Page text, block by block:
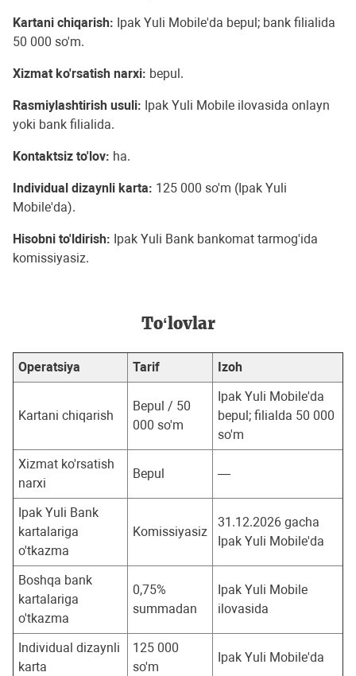
Kartani chiqarish: Ipak Yuli Mobile'da bepul; bank filialida
50 000 so'm.
Xizmat ko'rsatish narxi: bepul.
Rasmiylashtirish usuli: Ipak Yuli Mobile ilovasida onlayn
yoki bank filialida.
Kontaktsiz to'lov: ha.
Individual dizaynli karta: 125 000 so'm (Ipak Yuli
Mobile'da).
Hisobni to'ldirish: Ipak Yuli Bank bankomat tarmog'ida
komissiyasiz.
To‘lovlar
Operatsiya Tarif Izoh
Kartani chiqarish
Bepul / 50
000 so'm
Ipak Yuli Mobile'da
bepul; filialda 50 000
so'm
Xizmat ko'rsatish
narxi
Bepul —
Ipak Yuli Bank
kartalariga
o'tkazma
Komissiyasiz
31.12.2026 gacha
Ipak Yuli Mobile'da
Boshqa bank
kartalariga
o'tkazma
0,75%
summadan
Ipak Yuli Mobile
ilovasida
Individual dizaynli
karta
125 000
so'm
Ipak Yuli Mobile'da